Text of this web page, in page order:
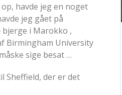
havde jeg en noget
jeg gået på
bjerge i Marokko ,
Birmingham University
sige besat …
Sheffield, der er det